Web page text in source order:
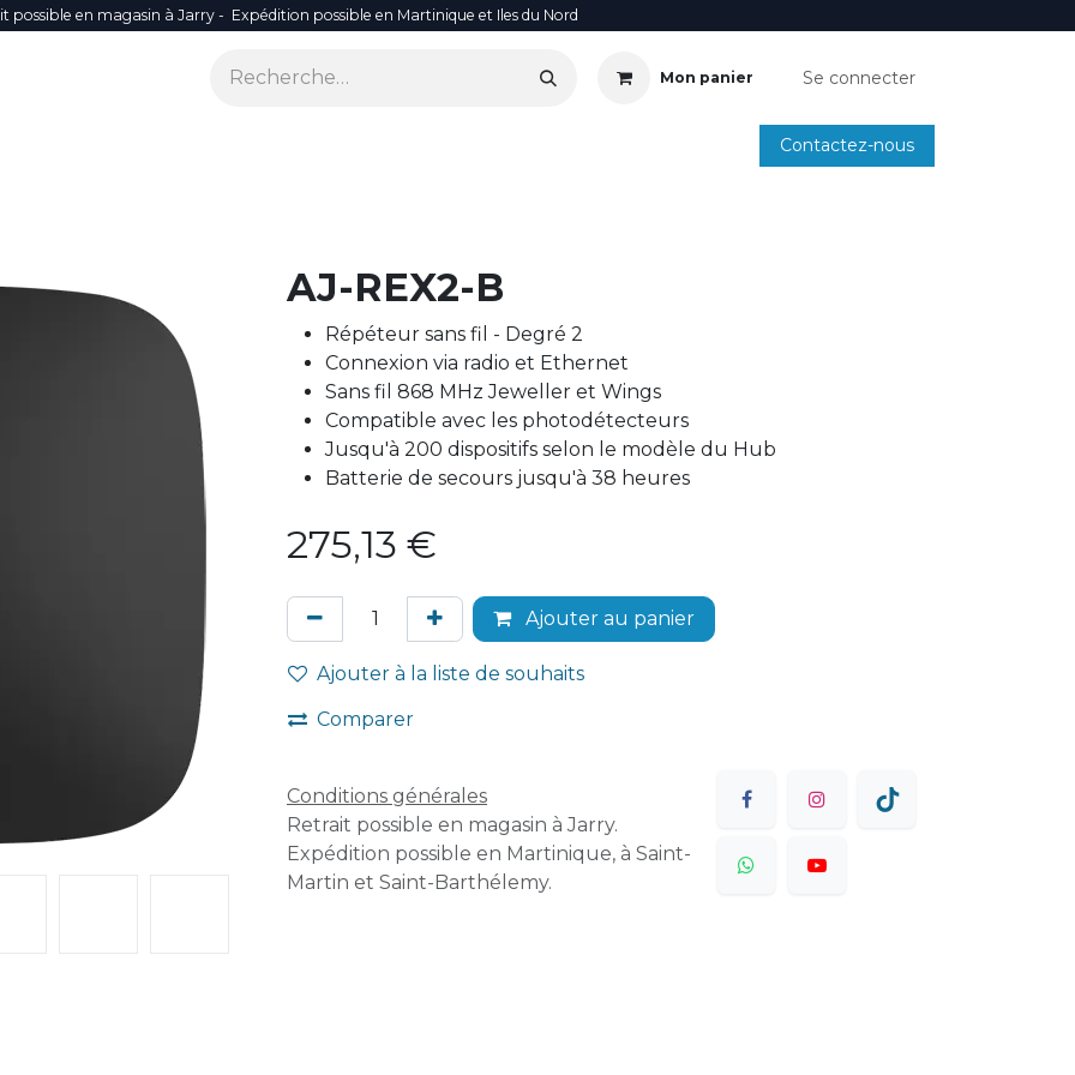
possible en magasin à Jarry - Expédition possible en Martinique et Iles du Nord
Mon panier Se connecter
ANNUAIRE INSTALLATEURS SMARTPHONE
Contactez-nous
AJ-REX2-B
Répéteur sans fil - Degré 2
Connexion via radio et Ethernet
Sans fil 868 MHz Jeweller et Wings
Compatible avec les photodétecteurs
Jusqu'à 200 dispositifs selon le modèle du Hub
Batterie de secours jusqu'à 38 heures
275,13 €
Ajouter au panier
Ajouter à la liste de souhaits
Comparer
Conditions générales
Retrait possible en magasin à Jarry.
Expédition possible en Martinique, à Saint-
Martin et Saint-Barthélemy.